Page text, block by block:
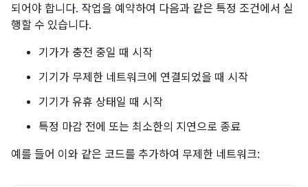
되어야 합니다. 작업을 예약하여 다음과 같은 특정 조건에서 실
행할 수 있습니다.
기가가 충전 중일 때 시작
기기가 무제한 네트워크에 연결되었을 때 시작
기기가 유휴 상태일 때 시작
특정 마감 전에 또는 최소한의 지연으로 종료
예를 들어 이와 같은 코드를 추가하여 무제한 네트워크: